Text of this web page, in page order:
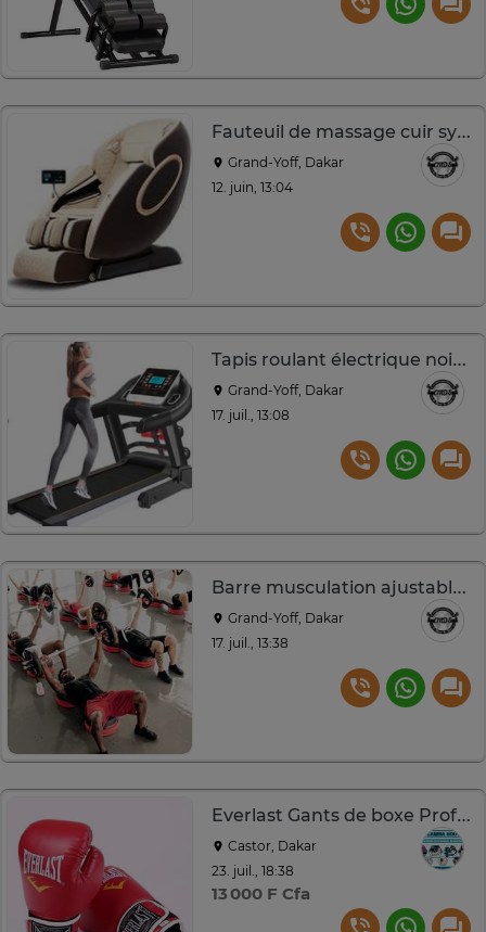
Fauteuil de massage cuir synthétique beige marron
Grand-Yoff, Dakar
12. juin, 13:04
Tapis roulant électrique noir gris avec programmes intégrés
Grand-Yoff, Dakar
17. juil., 13:08
Barre musculation ajustable acier noir rouge 20kg
Grand-Yoff, Dakar
17. juil., 13:38
Everlast Gants de boxe Professionnel
Castor, Dakar
23. juil., 18:38
13 000 F Cfa